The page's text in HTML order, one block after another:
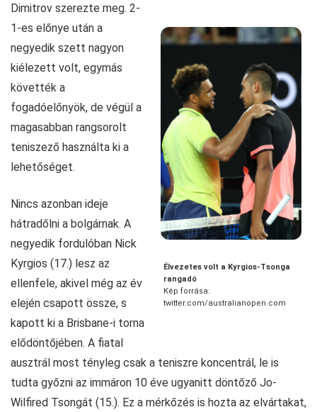
Élvezetes volt a Kyrgios-Tsonga
rangadó
Kép forrása:
twitter.com/australianopen.com
Dimitrov szerezte meg. 2-
1-es előnye után a
negyedik szett nagyon
kiélezett volt, egymás
követték a
fogadóelőnyök, de végül a
magasabban rangsorolt
teniszező használta ki a
lehetőséget.
Nincs azonban ideje
hátradőlni a bolgárnak. A
negyedik fordulóban Nick
Kyrgios (17.) lesz az
ellenfele, akivel még az év
elején csapott össze, s
kapott ki a Brisbane-i torna
elődöntőjében. A fiatal
ausztrál most tényleg csak a teniszre koncentrál, le is
tudta győzni az immáron 10 éve ugyanitt döntőző Jo-
Wilfired Tsongát (15.). Ez a mérkőzés is hozta az elvártakat,